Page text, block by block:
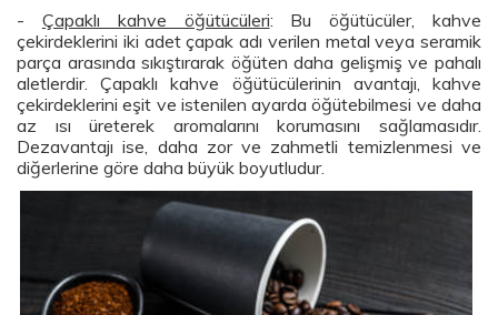
- Çapaklı kahve öğütücüleri: Bu öğütücüler, kahve
çekirdeklerini iki adet çapak adı verilen metal veya seramik
parça arasında sıkıştırarak öğüten daha gelişmiş ve pahalı
aletlerdir. Çapaklı kahve öğütücülerinin avantajı, kahve
çekirdeklerini eşit ve istenilen ayarda öğütebilmesi ve daha
az ısı üreterek aromalarını korumasını sağlamasıdır.
Dezavantajı ise, daha zor ve zahmetli temizlenmesi ve
diğerlerine göre daha büyük boyutludur.